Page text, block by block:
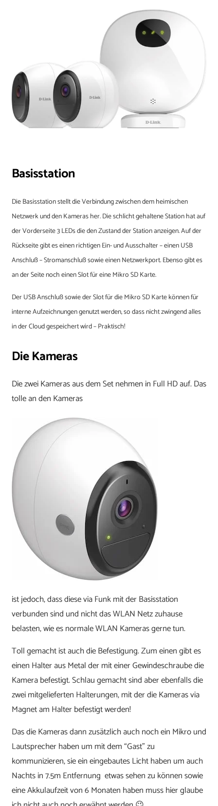
Basisstation
Die Basisstation stellt die Verbindung zwischen dem heimischen
Netzwerk und den Kameras her. Die schlicht gehaltene Station hat auf
der Vorderseite 3 LEDs die den Zustand der Station anzeigen. Auf der
Rückseite gibt es einen richtigen Ein- und Ausschalter – einen USB
Anschluß – Stromanschluß sowie einen Netzwerkport. Ebenso gibt es
an der Seite noch einen Slot für eine Mikro SD Karte.
Der USB Anschluß sowie der Slot für die Mikro SD Karte können für
interne Aufzeichnungen genutzt werden, so dass nicht zwingend alles
in der Cloud gespeichert wird – Praktisch!
Die Kameras
Die zwei Kameras aus dem Set nehmen in Full HD auf. Das
tolle an den Kameras
ist jedoch, dass diese via Funk mit der Basisstation
verbunden sind und nicht das WLAN Netz zuhause
belasten, wie es normale WLAN Kameras gerne tun.
Toll gemacht ist auch die Befestigung. Zum einen gibt es
einen Halter aus Metal der mit einer Gewindeschraube die
Kamera befestigt. Schlau gemacht sind aber ebenfalls die
zwei mitgelieferten Halterungen, mit der die Kameras via
Magnet am Halter befestigt werden!
Das die Kameras dann zusätzlich auch noch ein Mikro und
Lautsprecher haben um mit dem “Gast” zu
kommunizieren, sie ein eingebautes Licht haben um auch
Nachts in 7.5m Entfernung etwas sehen zu können sowie
eine Akkulaufzeit von 6 Monaten haben muss hier glaube